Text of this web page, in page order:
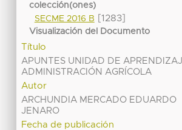
colección(ones)
SECME 2016 B [1283]
Visualización del Documento
Título
APUNTES UNIDAD DE
ADMINISTRACIÓN AGRÍCOLA
Autor
ARCHUNDIA MERCADO EDUARDO
JENARO
Fecha de publicación